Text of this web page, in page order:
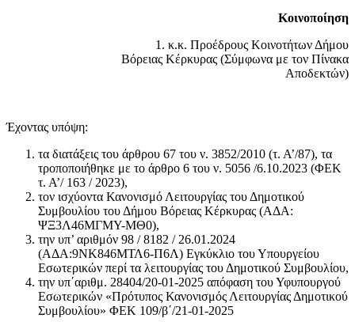
Κοινοποίηση
1. κ.κ. Προέδρους Κοινοτήτων Δήμου
Βόρειας Κέρκυρας (Σύμφωνα με τον Πίνακα
Αποδεκτών)
Έχοντας υπόψη:
τα διατάξεις του άρθρου 67 του ν. 3852/2010 (τ. Α’/87), τα
τροποποιήθηκε με το άρθρο 6 του ν. 5056 /6.10.2023 (ΦΕΚ
τ. Α’/ 163 / 2023),
τον ισχύοντα Κανονισμό Λειτουργίας του Δημοτικού
Συμβουλίου του Δήμου Βόρειας Κέρκυρας (ΑΔΑ:
ΨΞ3Λ46ΜΓΜΥ-ΜΘ0),
την υπ’ αριθμόν 98 / 8182 / 26.01.2024
(ΑΔΑ:9ΝΚ846ΜΤΛ6-Π6Λ) Εγκύκλιο του Υπουργείου
Εσωτερικών περί τα λειτουργίας του Δημοτικού Συμβουλίου,
την υπ΄αριθμ. 28404/20-01-2025 απόφαση του Υφυπουργού
Εσωτερικών «Πρότυπος Κανονισμός Λειτουργίας Δημοτικού
Συμβουλίου» ΦΕΚ 109/β΄/21-01-2025